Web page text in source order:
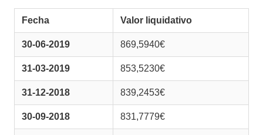
Fecha Valor liquidativo
30-06-2019 869,5940€
31-03-2019 853,5230€
31-12-2018 839,2453€
30-09-2018 831,7779€